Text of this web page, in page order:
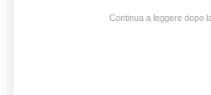
Continua a leggere dopo